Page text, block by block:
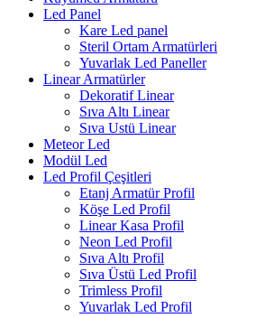
Led Panel
Kare Led panel
Steril Ortam Armatürleri
Yuvarlak Led Paneller
Linear Armatürler
Dekoratif Linear
Sıva Altı Linear
Sıva Ustü Linear
Meteor Led
Modül Led
Led Profil Çeşitleri
Etanj Armatür Profil
Köşe Led Profil
Linear Kasa Profil
Neon Led Profil
Sıva Altı Profil
Sıva Üstü Led Profil
Trimless Profil
Yuvarlak Led Profil